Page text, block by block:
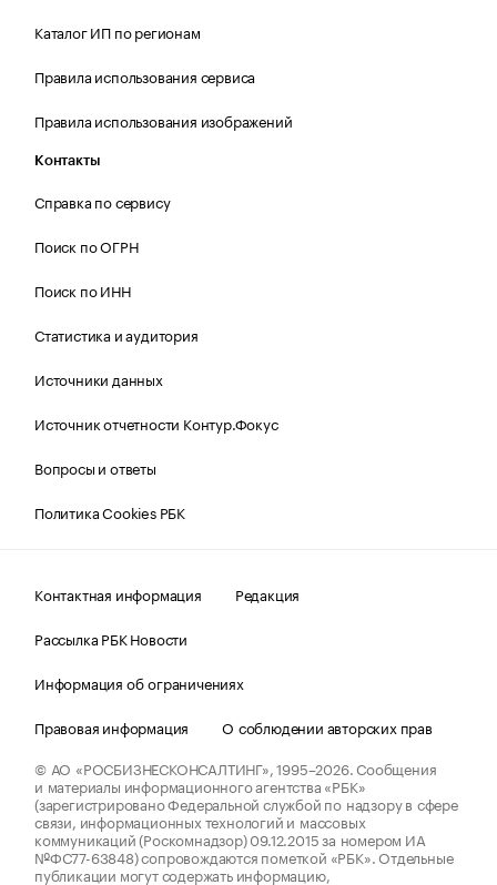
Каталог ИП по регионам
Правила использования сервиса
Правила использования изображений
Контакты
Справка по сервису
Поиск по ОГРН
Поиск по ИНН
Статистика и аудитория
Источники данных
Источник отчетности Контур.Фокус
Вопросы и ответы
Политика Cookies РБК
Контактная информация
Редакция
Рассылка РБК Новости
Информация об ограничениях
Правовая информация
О соблюдении авторских прав
© АО «РОСБИЗНЕСКОНСАЛТИНГ»,1995–2026.Сообщения
и материалы информационного агентства «РБК»
(зарегистрировано Федеральной службой по надзору в сфере
связи, информационных технологий и массовых
коммуникаций (Роскомнадзор) 09.12.2015 за номером ИА
№ФС77-63848) сопровождаются пометкой «РБК». Отдельные
публикации могут содержать информацию,